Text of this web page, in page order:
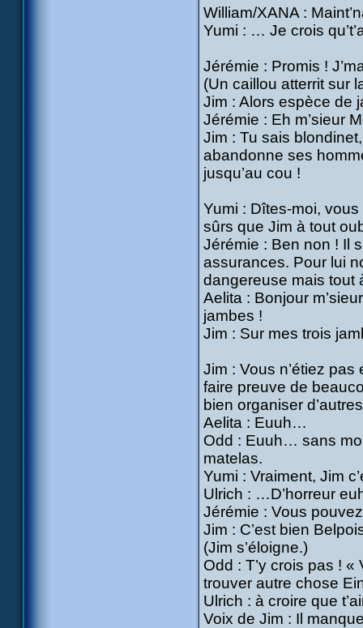
William/XANA :
Yumi : … Je crois
Jérémie : Promis !
(Un caillou atterrit sur
Jim : Alors espèce de
Jérémie : Eh m’sieur
Jim : Tu sais
abandonne ses
jusqu’au cou !
Yumi : Dîtes-moi,
sûrs que Jim à tout
Jérémie : Ben non ! Il
assurances. Pour lui
dangereuse mais tout
Aelita : Bonjour
jambes !
Jim : Sur mes trois
Jim : Vous n’étiez
faire preuve de
bien organiser
Aelita : Euuh…
Odd : Euuh… sans moi
matelas.
Yumi : Vraiment, Jim
Ulrich : …D’horreur
Jérémie : Vous
Jim : C’est bien
(Jim s’éloigne.)
Odd : T’y crois pas !
trouver autre chose
Ulrich : à croire que
Voix de Jim : Il